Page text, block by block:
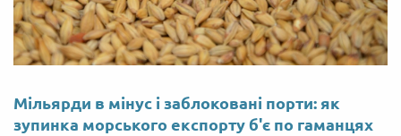
Мільярди в мінус і заблоковані порти: як
зупинка морського експорту б'є по гаманцях